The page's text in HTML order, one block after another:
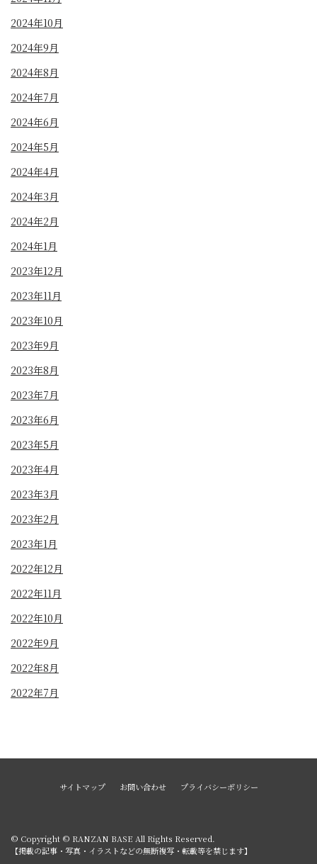
2024年10月
2024年9月
2024年8月
2024年7月
2024年6月
2024年5月
2024年4月
2024年3月
2024年2月
2024年1月
2023年12月
2023年11月
2023年10月
2023年9月
2023年8月
2023年7月
2023年6月
2023年5月
2023年4月
2023年3月
2023年2月
2023年1月
2022年12月
2022年11月
2022年10月
2022年9月
2022年8月
2022年7月
サイトマップ お問い合わせ プライバシーポリシー
© Copyright © RANZAN BASE All Rights Reserved.
【掲載の記事・写真・イラストなどの無断複写・転載等を禁じます】